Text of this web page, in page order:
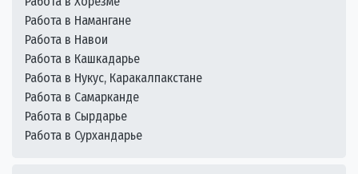
Работа в Намангане
Работа в Навои
Работа в Кашкадарье
Работа в Нукус, Каракалпакстане
Работа в Самарканде
Работа в Сырдарье
Работа в Сурхандарье